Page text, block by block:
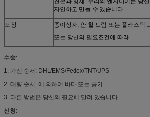
견본과 명세. 우리의 엔지니어는 당
자인하고 만들 수 있습니다
포장
종이상자, 안 철 드럼 또는 플라스틱
또는 당신의 필요조건에 따라
수송:
1. 가신 순서: DHL/EMS/Fedex/TNT/UPS
2. 대량 순서: 에 의하여 바다 또는 공기.
3. 다른 방법은 당신의 필요에 달려 있습니다
신청: